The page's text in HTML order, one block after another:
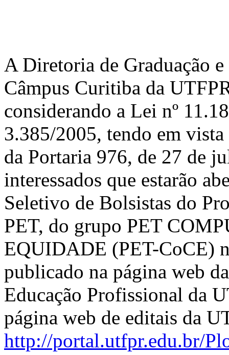
A Diretoria de Graduação
Câmpus Curitiba da
considerando a Lei nº
3.385/2005, tendo em
da Portaria 976, de 27 de
interessados que estarão
Seletivo de Bolsistas do
PET, do grupo PET
EQUIDADE (PET-CoCE)
publicado na página web
Educação Profissional da
página web de editais da
http://portal.utfpr.edu.br/